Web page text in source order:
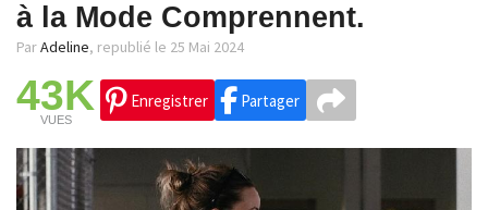
à la Mode Comprennent.
ParAdeline, republié le 25 Mai 2024
43K
VUES
Enregistrer Partager